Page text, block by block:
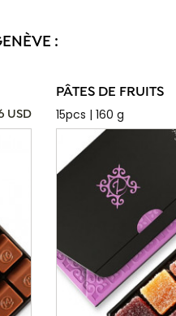
:
USD
PÂTES DE FRUITS
15pcs | 160 g